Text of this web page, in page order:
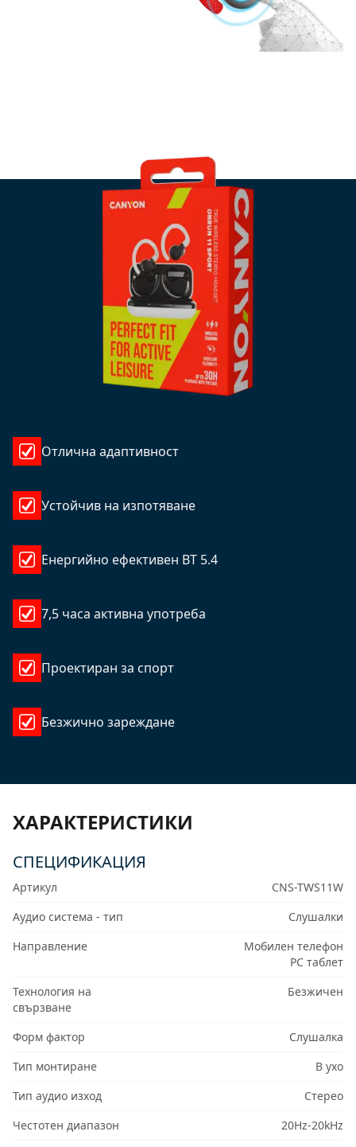
Отлична адаптивност
Устойчив на изпотяване
Енергийно ефективен BT 5.4
7,5 часа активна употреба
Проектиран за спорт
Безжично зареждане
ХАРАКТЕРИСТИКИ
СПЕЦИФИКАЦИЯ
Артикул
CNS-TWS11W
Аудио система - тип
Слушалки
Направление
Мобилен телефон
PC таблет
Технология на
свързване
Безжичен
Форм фактор
Слушалка
Тип монтиране
В ухо
Тип аудио изход
Стерео
Честотен диапазон
20Hz-20kHz